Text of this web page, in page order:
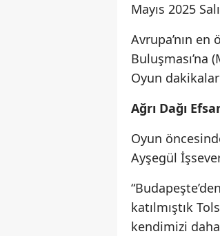
Mayıs 2025
Avrupa’nın
Oyun
Ağrı Dağı
Oyun
Ayşegül
katılmıştık
kendimizi